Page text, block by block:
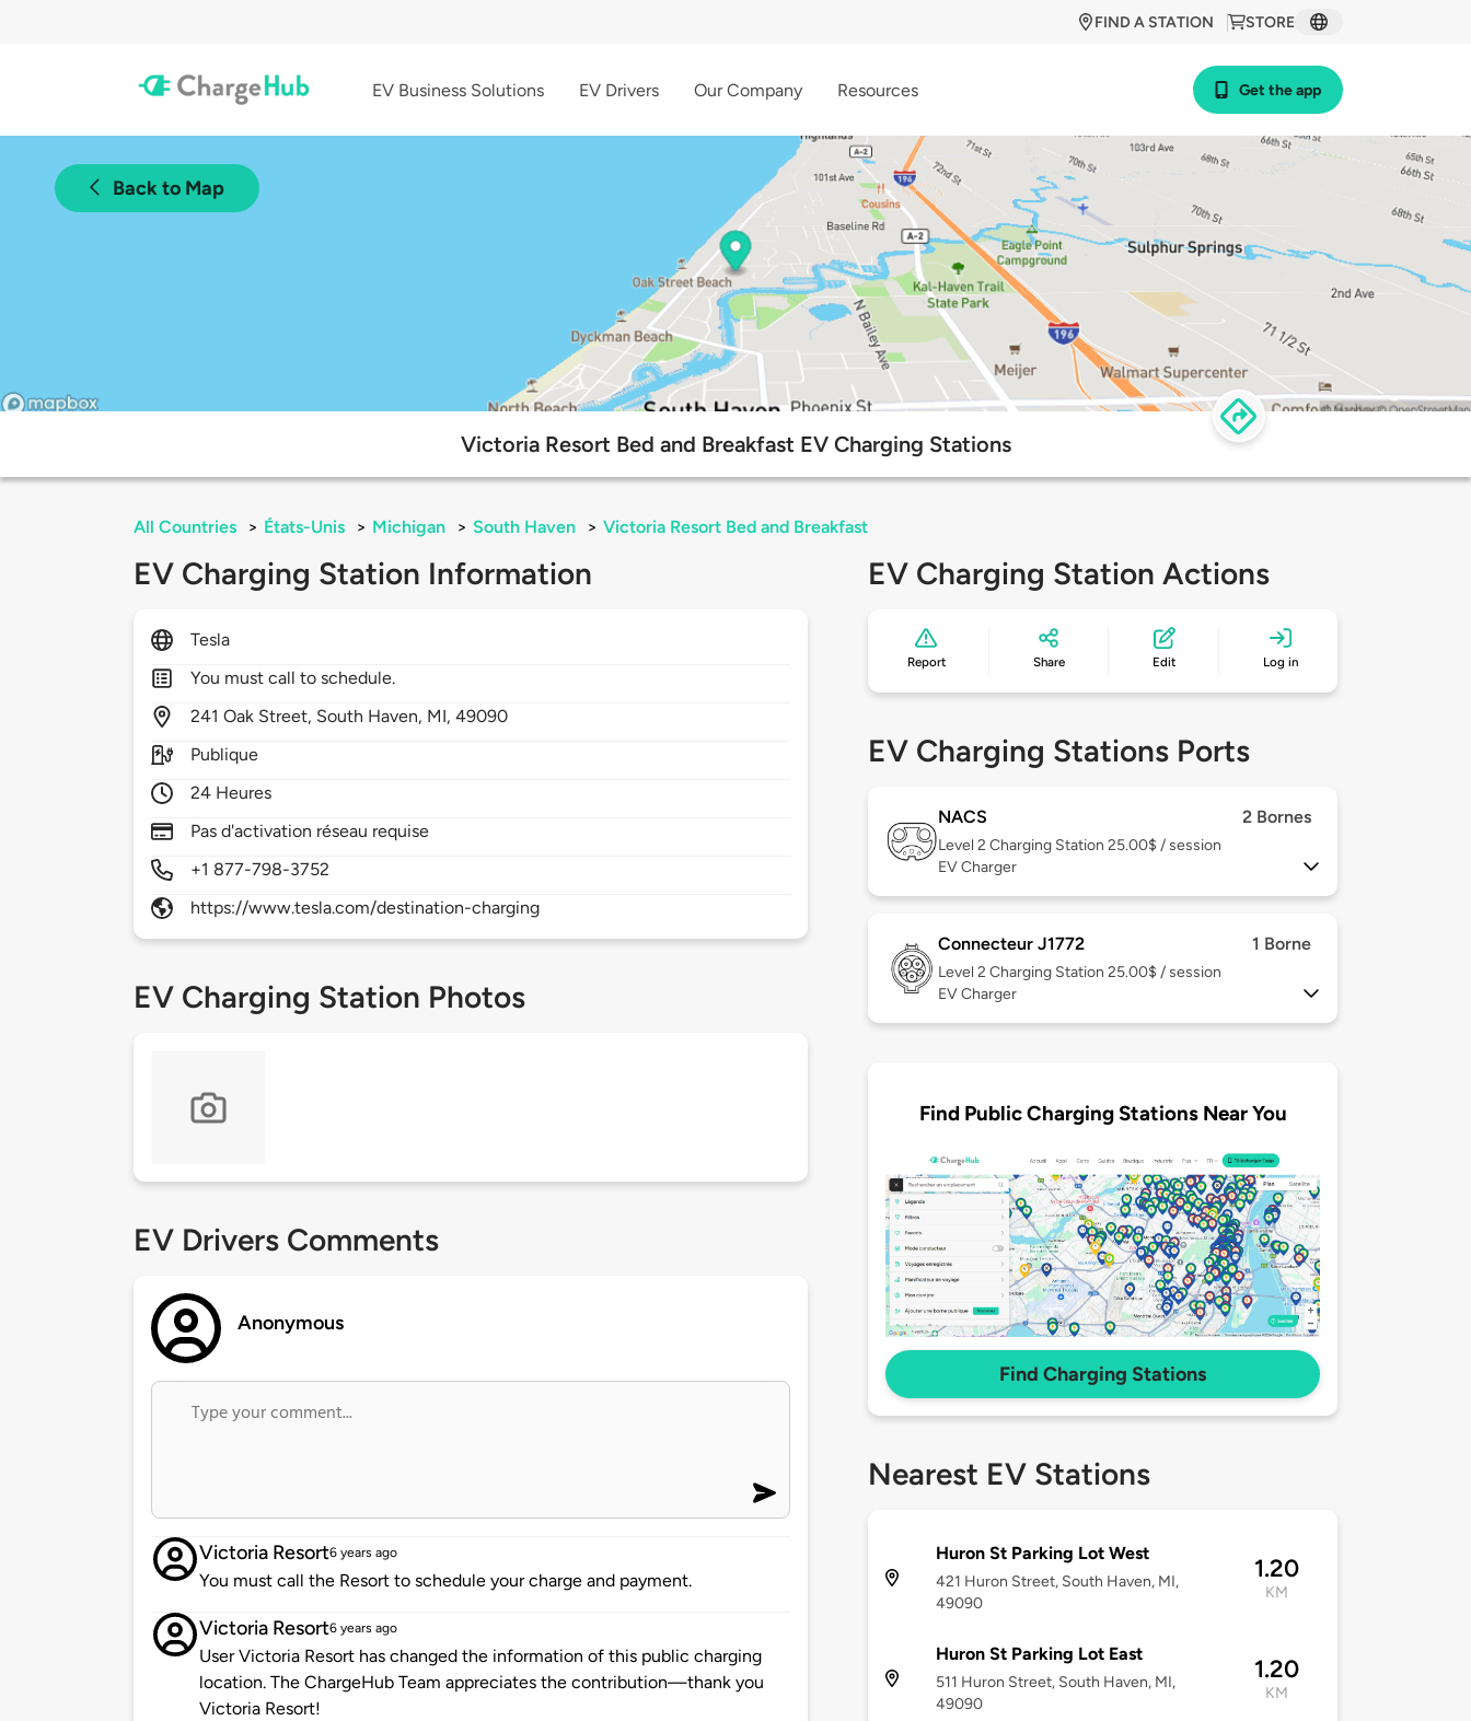
STORE
FIND A STATION
EV Business Solutions EV Drivers Our Company Resources Get the app
Back to Map
Victoria Resort Bed and Breakfast EV Charging Stations
All Countries > États-Unis > Michigan > South Haven > Victoria Resort Bed and Breakfast
EV Charging Station Information
Tesla
You must call to schedule.
241Oak Street, South Haven, MI,49090
Publique
24 Heures
Pas d'activation réseau requise
+1 877-798-3752
https://www.tesla.com/destination-charging
EV Charging Station Photos
EV Drivers Comments
Anonymous
Victoria Resort6 years ago
You must call the Resort to schedule your charge and payment.
Victoria Resort6 years ago
User Victoria Resort has changed the information of this public charging
location. The ChargeHub Team appreciates the contribution—thank you
Victoria Resort!
EV Charging Station Actions
Report Share Edit Log in
EV Charging Stations Ports
NACS 2 Bornes
Level 2 Charging Station 25.00$ / session
EV Charger
Connecteur J1772 1 Borne
Level 2 Charging Station 25.00$ / session
EV Charger
Find Public Charging Stations Near You
Find Charging Stations
Nearest EV Stations
Huron St Parking Lot West
421 Huron Street, South Haven, MI,
49090
1.20
KM
Huron St Parking Lot East
511 Huron Street, South Haven, MI,
49090
1.20
KM